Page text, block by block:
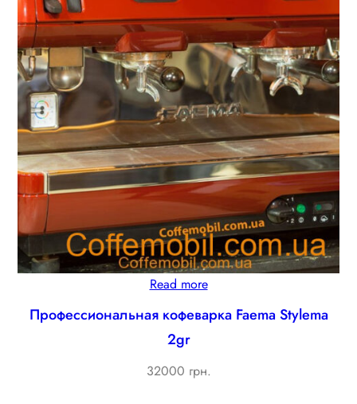
Read more
Профессиональная кофеварка Faema Stylema
2gr
32000 грн.